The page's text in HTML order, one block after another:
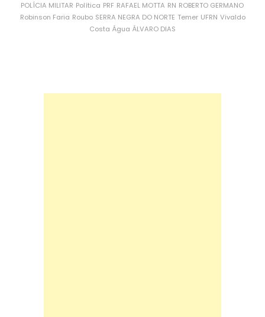
POLÍCIA MILITAR Política PRF RAFAEL MOTTA RN ROBERTO GERMANO
Robinson Faria Roubo SERRA NEGRA DO NORTE Temer UFRN Vivaldo
Costa Água ÁLVARO DIAS